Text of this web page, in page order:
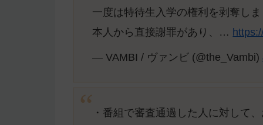
一度は特待生入学の権利を剥奪し
本人から直接謝罪があり、…
— VAMBI / ヴァンビ (@the_Vambi)
・番組で審査通過した人に対して